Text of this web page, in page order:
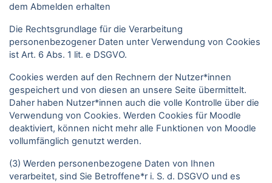
dem Abmelden erhalten
Die Rechtsgrundlage für die Verarbeitung
personenbezogener Daten unter Verwendung von Cookies
ist Art. 6 Abs. 1 lit. e DSGVO.
Cookies werden auf den Rechnern der Nutzer*innen
gespeichert und von diesen an unsere Seite übermittelt.
Daher haben Nutzer*innen auch die volle Kontrolle über die
Verwendung von Cookies. Werden Cookies für Moodle
deaktiviert, können nicht mehr alle Funktionen von Moodle
vollumfänglich genutzt werden.
(3) Werden personenbezogene Daten von Ihnen
verarbeitet, sind Sie Betroffene*r i. S. d. DSGVO und es